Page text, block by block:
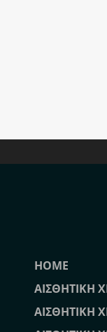
HOME
ΑΙΣΘΗΤΙΚΗ
ΑΙΣΘΗΤΙΚΗ